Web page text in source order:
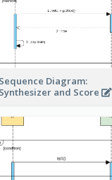
Sequence Diagram:
Synthesizer and Score